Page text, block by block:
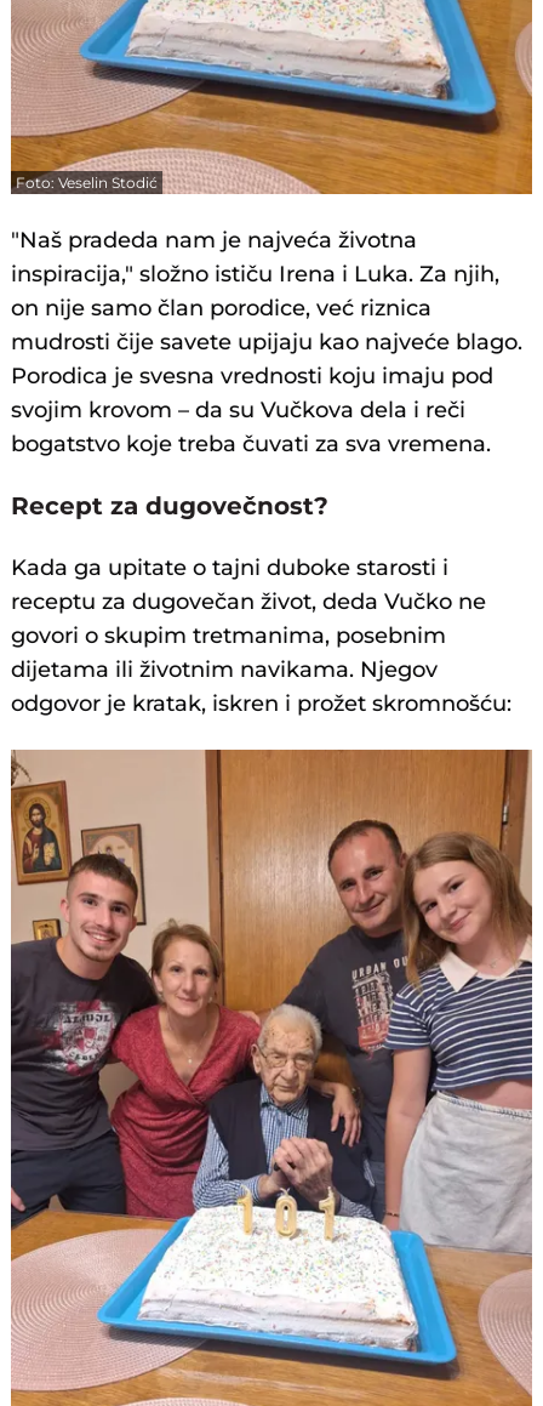
Foto: Veselin Stodić
"Naš pradeda nam je najveća životna
inspiracija," složno ističu Irena i Luka. Za njih,
on nije samo član porodice, već riznica
mudrosti čije savete upijaju kao najveće blago.
Porodica je svesna vrednosti koju imaju pod
svojim krovom – da su Vučkova dela i reči
bogatstvo koje treba čuvati za sva vremena.
Recept za dugovečnost?
Kada ga upitate o tajni duboke starosti i
receptu za dugovečan život, deda Vučko ne
govori o skupim tretmanima, posebnim
dijetama ili životnim navikama. Njegov
odgovor je kratak, iskren i prožet skromnošću: